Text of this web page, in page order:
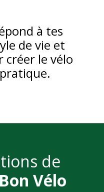
à tes
de vie et
le vélo
de
Vélo